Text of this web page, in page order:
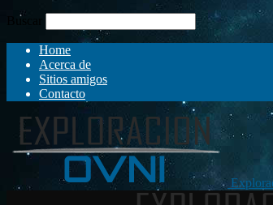
Buscar
Home
Acerca de
Sitios amigos
Contacto